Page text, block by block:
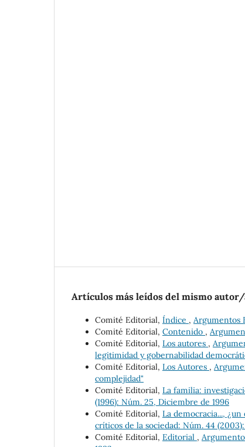
Artículos más leídos del mismo
Comité Editorial, Índice , Argumentos
Comité Editorial, Contenido ,
Comité Editorial, Los autores ,
legitimidad y gobernabilidad
Comité Editorial, Los Autores ,
complejidad"
Comité Editorial, La familia:
(1996): Núm. 25, Diciembre de 1996
Comité Editorial, La democracia...,
críticos de la sociedad: Núm. 44
Comité Editorial, Editorial ,